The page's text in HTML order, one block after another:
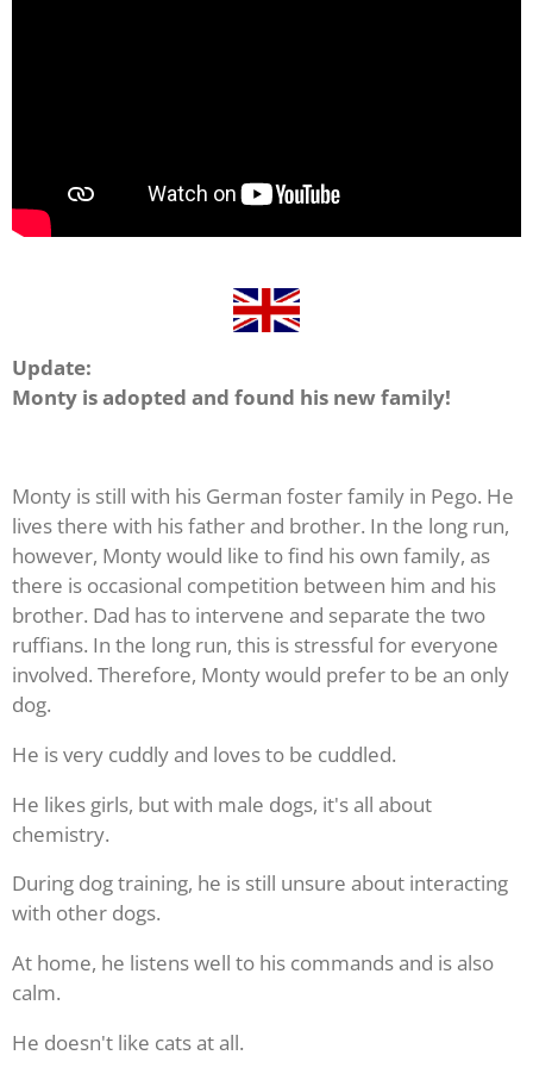
Update:
Monty is adopted and found his new family!
Monty is still with his German foster family in Pego. He
lives there with his father and brother. In the long run,
however, Monty would like to find his own family, as
there is occasional competition between him and his
brother. Dad has to intervene and separate the two
ruffians. In the long run, this is stressful for everyone
involved. Therefore, Monty would prefer to be an only
dog.
He is very cuddly and loves to be cuddled.
He likes girls, but with male dogs, it's all about
chemistry.
During dog training, he is still unsure about interacting
with other dogs.
At home, he listens well to his commands and is also
calm.
He doesn't like cats at all.